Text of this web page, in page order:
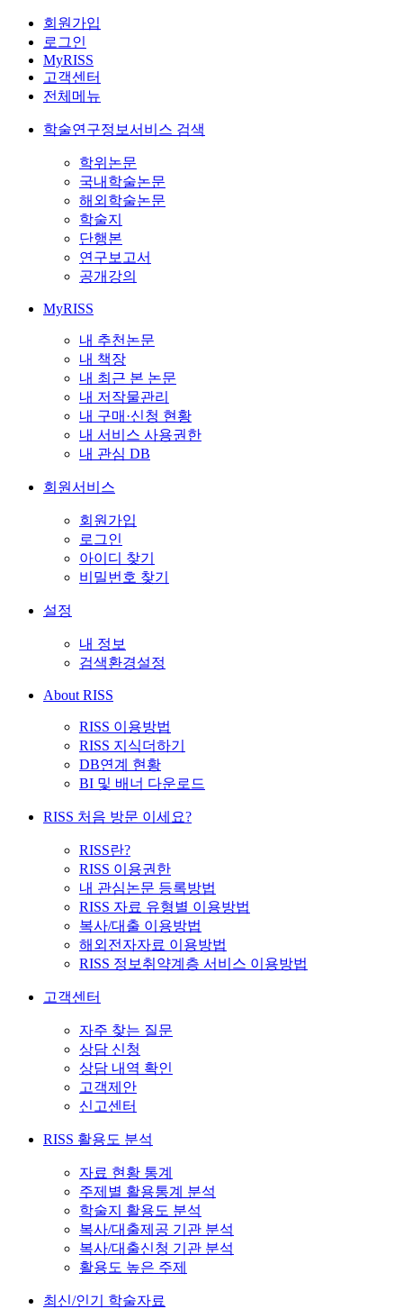
회원가입
로그인
MyRISS
고객센터
전체메뉴
학술연구정보서비스 검색
학위논문
국내학술논문
해외학술논문
학술지
단행본
연구보고서
공개강의
MyRISS
내 추천논문
내 책장
내 최근 본 논문
내 저작물관리
내 구매·신청 현황
내 서비스 사용권한
내 관심 DB
회원서비스
회원가입
로그인
아이디 찾기
비밀번호 찾기
설정
내 정보
검색환경설정
About RISS
RISS 이용방법
RISS 지식더하기
DB연계 현황
BI 및 배너 다운로드
RISS 처음 방문 이세요?
RISS란?
RISS 이용권한
내 관심논문 등록방법
RISS 자료 유형별 이용방법
복사/대출 이용방법
해외전자자료 이용방법
RISS 정보취약계층 서비스 이용방법
고객센터
자주 찾는 질문
상담 신청
상담 내역 확인
고객제안
신고센터
RISS 활용도 분석
자료 현황 통계
주제별 활용통계 분석
학술지 활용도 분석
복사/대출제공 기관 분석
복사/대출신청 기관 분석
활용도 높은 주제
최신/인기 학술자료